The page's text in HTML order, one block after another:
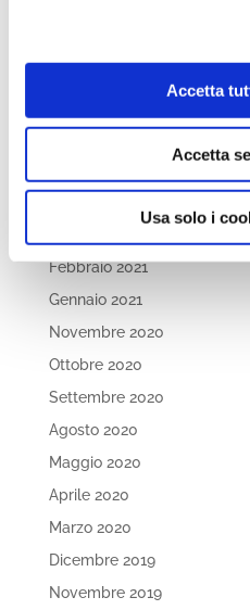
Accetta
Accetta
Usa solo i
Febbraio 2021
Gennaio 2021
Novembre 2020
Ottobre 2020
Settembre 2020
Agosto 2020
Maggio 2020
Aprile 2020
Marzo 2020
Dicembre 2019
Novembre 2019